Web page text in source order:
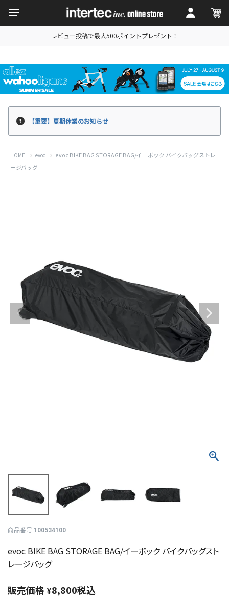
レビュー投稿で最大500ポイントプレゼント！
【重要】夏期休業のお知らせ
HOME evoc
evoc BIKE BAG STORAGE BAG/イーボック バイクバッグストレ
ージバッグ
商品番号 100534100
evoc BIKE BAG STORAGE BAG/イーボック バイクバッグスト
レージバッグ
販売価格¥8,800税込